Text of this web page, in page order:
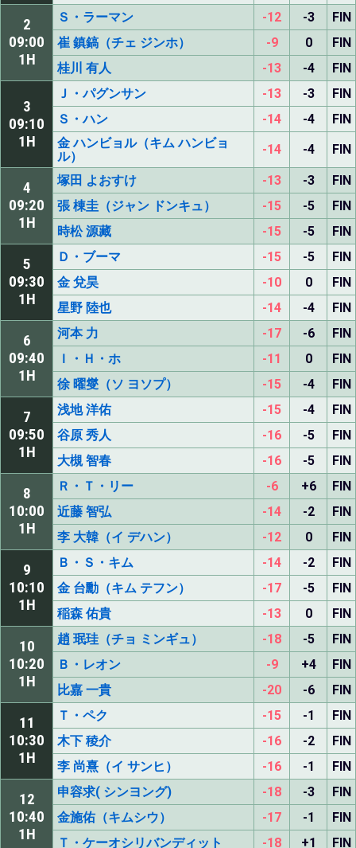
2
09:00
1H
Ｓ・ラーマン -12 -3
FIN
崔 鎮鎬（チェ ジンホ）
-9 0
FIN
桂川 有人
-13 -4 FIN
3
09:10
1H
Ｊ・パグンサン -13 -3
FIN
Ｓ・ハン
-14 -4
FIN
金 ハンビョル（キム ハンビョ
ル）
-14 -4 FIN
4
09:20
1H
塚田 よおすけ -13 -3
FIN
張 棟圭（ジャン ドンキュ）
-15 -5
FIN
時松 源藏
-15 -5 FIN
5
09:30
1H
Ｄ・ブーマ -15 -5
FIN
金 兌昊
-10 0
FIN
星野 陸也
-14 -4 FIN
6
09:40
1H
河本 力 -17 -6
FIN
Ｉ・Ｈ・ホ
-11 0
FIN
徐 曜燮（ソ ヨソプ）
-15 -4 FIN
7
09:50
1H
浅地 洋佑 -15 -4
FIN
谷原 秀人
-16 -5
FIN
大槻 智春
-16 -5 FIN
8
10:00
1H
Ｒ・Ｔ・リー -6 +6
FIN
近藤 智弘
-14 -2
FIN
李 大韓（イ デハン）
-12 0 FIN
9
10:10
1H
Ｂ・Ｓ・キム -14 -2
FIN
金 台勳（キム テフン）
-17 -5
FIN
稲森 佑貴
-13 0 FIN
10
10:20
1H
趙 珉珪（チョ ミンギュ） -18 -5
FIN
Ｂ・レオン
-9 +4
FIN
比嘉 一貴
-20 -6 FIN
11
10:30
1H
Ｔ・ペク -15 -1
FIN
木下 稜介
-16 -2
FIN
李 尚熹（イ サンヒ）
-16 -1 FIN
12
10:40
1H
申容求( シンヨング) -18 -3
FIN
金施佑（キムシウ）
-17 -1
FIN
Ｔ・ケーオシリバンディット
-18 +1 FIN